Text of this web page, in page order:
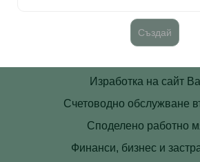
Изработка на сайт
Счетоводно обслужване
Споделено работно
Финанси, бизнес и